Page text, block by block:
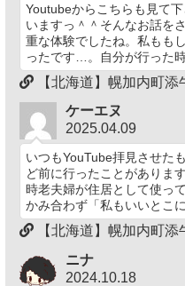
Youtubeからこちらも見て
いますっ＾＾そんなお話を
重な体験でしたね。私もも
ったです…。自分が行った時
【北海道】幌加内町添
ケーエヌ
2025.04.09
いつもYouTube拝見させた
ど前に行ったことがありま
時老夫婦が住居として使っ
かみ合わず「私もいいとこ
【北海道】幌加内町添
ニナ
2024.10.18